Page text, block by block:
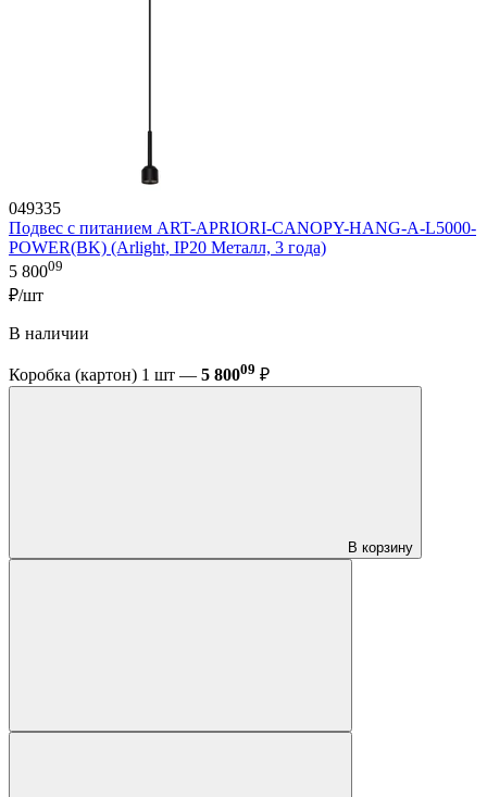
049335
Подвес с питанием ART-APRIORI-CANOPY-HANG-A-L5000-
POWER(BK) (Arlight, IP20 Металл, 3 года)
5 80009
₽/шт
В наличии
Коробка (картон) 1 шт — 5 80009 ₽
В корзину